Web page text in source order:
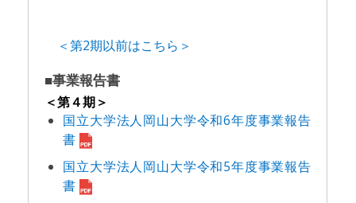
＜第2期以前はこちら＞
■事業報告書
＜第４期＞
国立大学法人岡山大学令和6年度事業報告
書
国立大学法人岡山大学令和5年度事業報告
書